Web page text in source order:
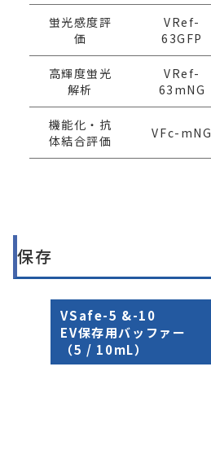
蛍光感度評
価
VRef-
63GFP
高輝度蛍光
解析
VRef-
63mNG
機能化・抗
体結合評価
VFc-mNG
保存
VSafe-5 &-10
EV保存用バッファー
（5 / 10mL）